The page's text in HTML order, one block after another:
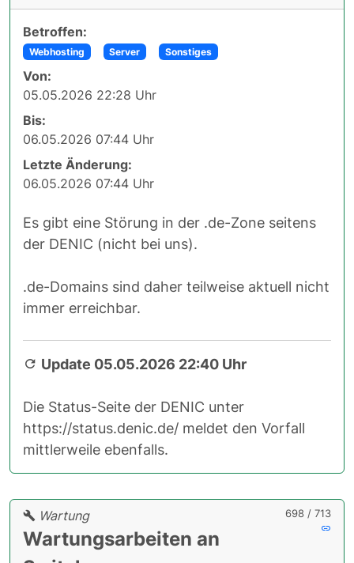
Betroffen:
Webhosting Server Sonstiges
Von:
05.05.2026 22:28 Uhr
Bis:
06.05.2026 07:44 Uhr
Letzte Änderung:
06.05.2026 07:44 Uhr
Es gibt eine Störung in der .de-Zone seitens
der DENIC (nicht bei uns).
.de-Domains sind daher teilweise aktuell nicht
immer erreichbar.
Update 05.05.2026 22:40 Uhr
Die Status-Seite der DENIC unter
https://status.denic.de/ meldet den Vorfall
mittlerweile ebenfalls.
698 / 713
Wartung
Wartungsarbeiten an